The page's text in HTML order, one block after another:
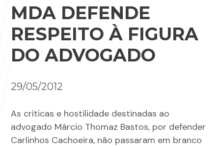
MDA DEFENDE
RESPEITO À FIGURA
DO ADVOGADO
29/05/2012
As críticas e hostilidade destinadas ao
advogado Márcio Thomaz Bastos, por defender
Carlinhos Cachoeira, não passaram em branco